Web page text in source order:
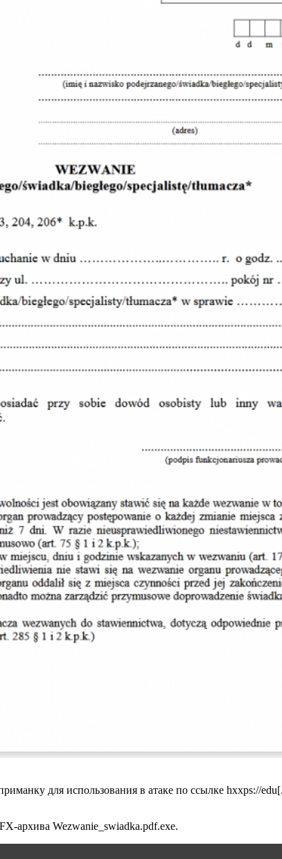
для использования в атаке по ссылке hxxps://
архива Wezwanie_swiadka.pdf.exe.